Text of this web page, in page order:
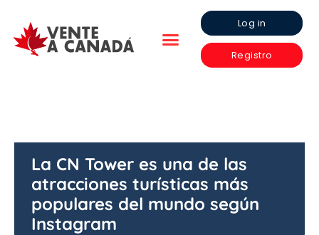
Log in
Registro
La CN Tower es una de las
atracciones turísticas más
populares del mundo según
Instagram